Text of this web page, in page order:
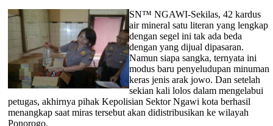
SN™ NGAWI-Sekilas, 42 kardus
air mineral satu literan yang lengkap
dengan segel ini tak ada beda
dengan yang dijual dipasaran.
Namun siapa sangka, ternyata ini
modus baru penyeludupan minuman
keras jenis arak jowo. Dan setelah
sekian kali lolos dalam mengelabui
petugas, akhirnya pihak Kepolisian Sektor Ngawi kota berhasil
menangkap saat miras tersebut akan didistribusikan ke wilayah
Ponorogo.